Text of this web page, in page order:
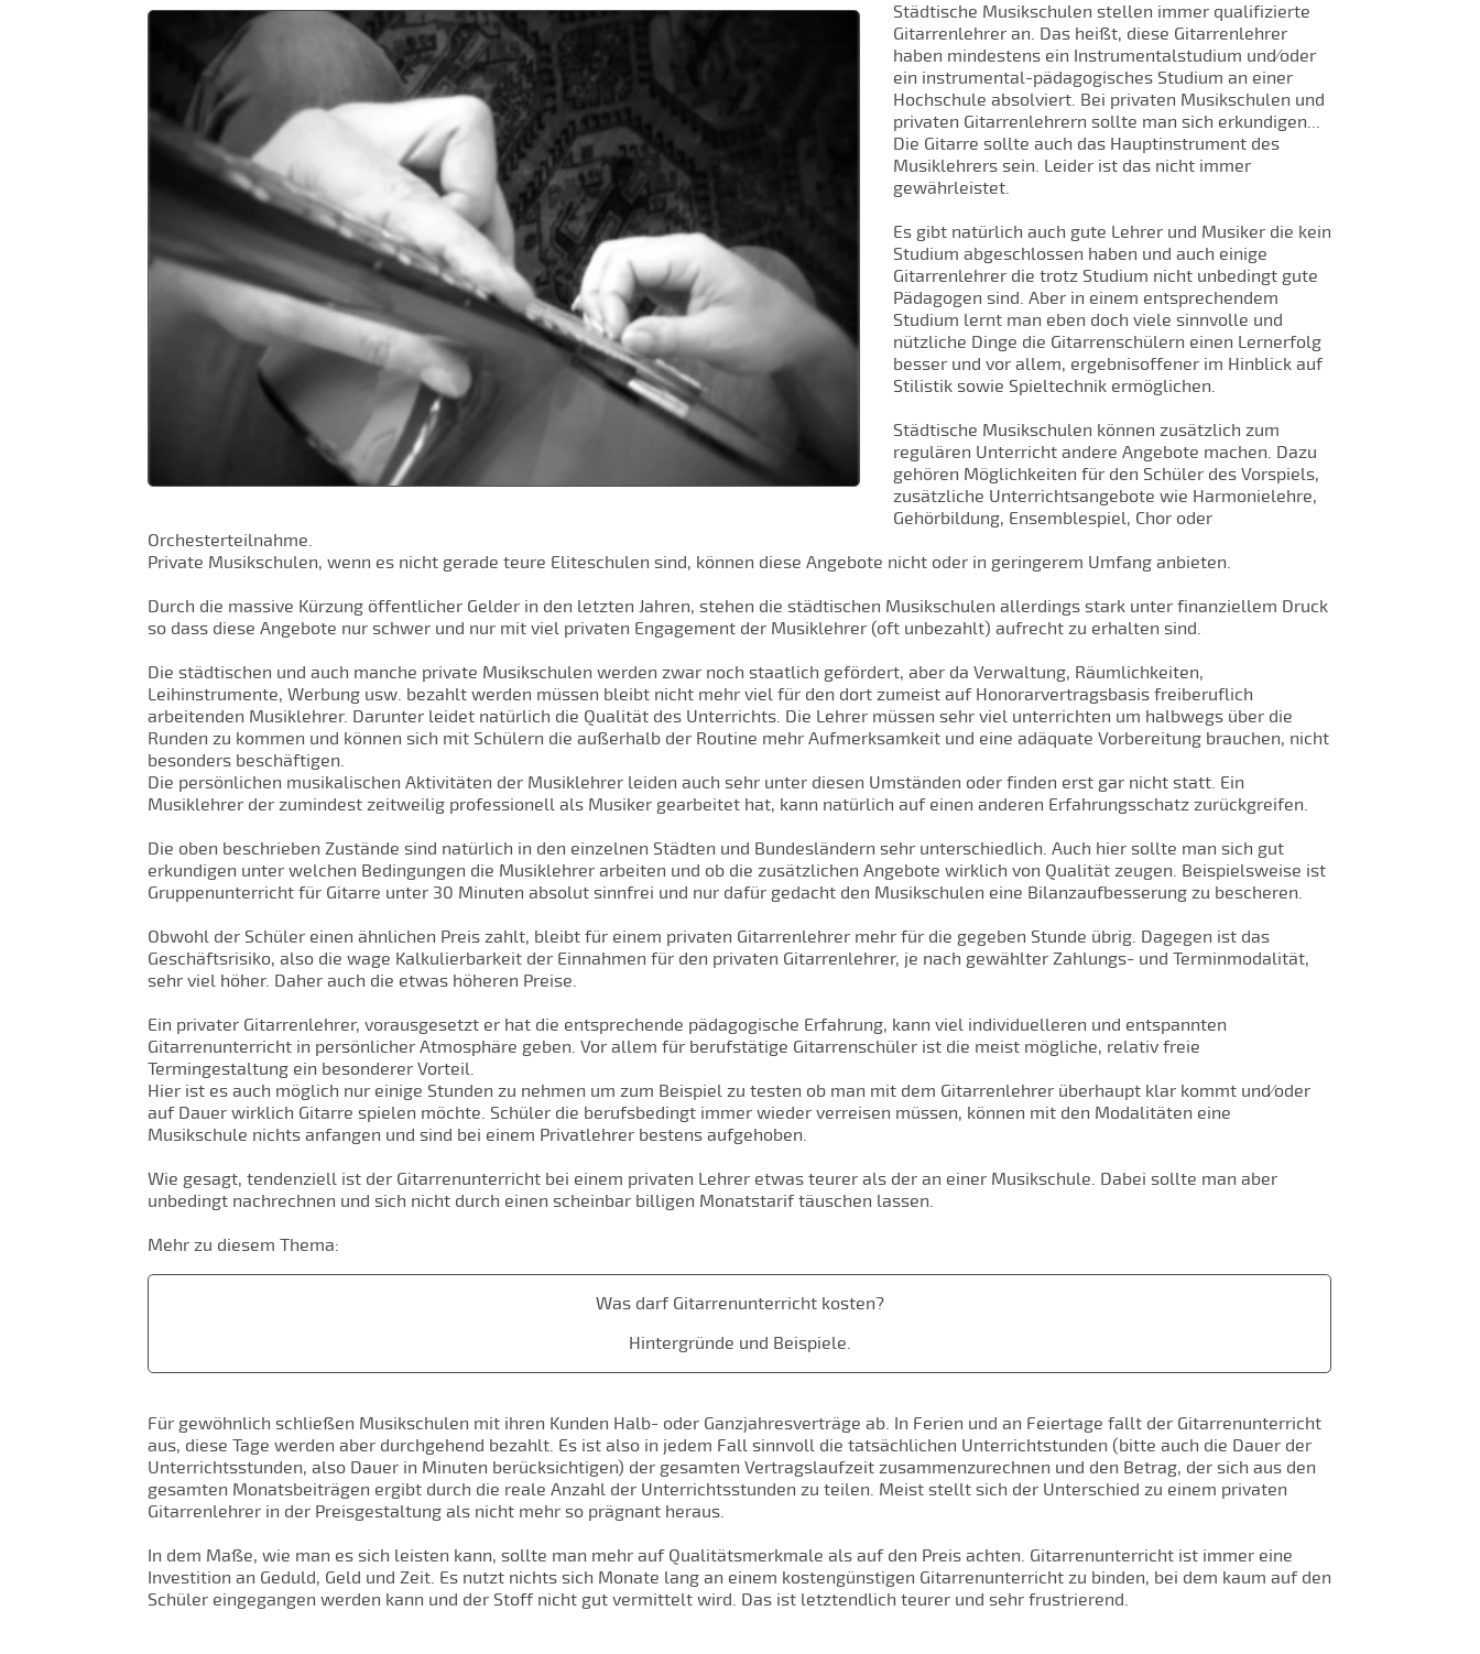
Städtische Musikschulen stellen immer qualifizierte
Gitarrenlehrer an. Das heißt, diese Gitarrenlehrer
haben mindestens ein Instrumentalstudium und⁄oder
ein instrumental-pädagogisches Studium an einer
Hochschule absolviert. Bei privaten Musikschulen und
privaten Gitarrenlehrern sollte man sich erkundigen...
Die Gitarre sollte auch das Hauptinstrument des
Musiklehrers sein. Leider ist das nicht immer
gewährleistet.
Es gibt natürlich auch gute Lehrer und Musiker die kein
Studium abgeschlossen haben und auch einige
Gitarrenlehrer die trotz Studium nicht unbedingt gute
Pädagogen sind. Aber in einem entsprechendem
Studium lernt man eben doch viele sinnvolle und
nützliche Dinge die Gitarrenschülern einen Lernerfolg
besser und vor allem, ergebnisoffener im Hinblick auf
Stilistik sowie Spieltechnik ermöglichen.
Städtische Musikschulen können zusätzlich zum
regulären Unterricht andere Angebote machen. Dazu
gehören Möglichkeiten für den Schüler des Vorspiels,
zusätzliche Unterrichtsangebote wie Harmonielehre,
Gehörbildung, Ensemblespiel, Chor oder
Orchesterteilnahme.
Private Musikschulen, wenn es nicht gerade teure Eliteschulen sind, können diese Angebote nicht oder in geringerem Umfang anbieten.
Durch die massive Kürzung öffentlicher Gelder in den letzten Jahren, stehen die städtischen Musikschulen allerdings stark unter finanziellem Druck
so dass diese Angebote nur schwer und nur mit viel privaten Engagement der Musiklehrer (oft unbezahlt) aufrecht zu erhalten sind.
Die städtischen und auch manche private Musikschulen werden zwar noch staatlich gefördert, aber da Verwaltung, Räumlichkeiten,
Leihinstrumente, Werbung usw. bezahlt werden müssen bleibt nicht mehr viel für den dort zumeist auf Honorarvertragsbasis freiberuflich
arbeitenden Musiklehrer. Darunter leidet natürlich die Qualität des Unterrichts. Die Lehrer müssen sehr viel unterrichten um halbwegs über die
Runden zu kommen und können sich mit Schülern die außerhalb der Routine mehr Aufmerksamkeit und eine adäquate Vorbereitung brauchen, nicht
besonders beschäftigen.
Die persönlichen musikalischen Aktivitäten der Musiklehrer leiden auch sehr unter diesen Umständen oder finden erst gar nicht statt. Ein
Musiklehrer der zumindest zeitweilig professionell als Musiker gearbeitet hat, kann natürlich auf einen anderen Erfahrungsschatz zurückgreifen.
Die oben beschrieben Zustände sind natürlich in den einzelnen Städten und Bundesländern sehr unterschiedlich. Auch hier sollte man sich gut
erkundigen unter welchen Bedingungen die Musiklehrer arbeiten und ob die zusätzlichen Angebote wirklich von Qualität zeugen. Beispielsweise ist
Gruppenunterricht für Gitarre unter 30 Minuten absolut sinnfrei und nur dafür gedacht den Musikschulen eine Bilanzaufbesserung zu bescheren.
Obwohl der Schüler einen ähnlichen Preis zahlt, bleibt für einem privaten Gitarrenlehrer mehr für die gegeben Stunde übrig. Dagegen ist das
Geschäftsrisiko, also die wage Kalkulierbarkeit der Einnahmen für den privaten Gitarrenlehrer, je nach gewählter Zahlungs- und Terminmodalität,
sehr viel höher. Daher auch die etwas höheren Preise.
Ein privater Gitarrenlehrer, vorausgesetzt er hat die entsprechende pädagogische Erfahrung, kann viel individuelleren und entspannten
Gitarrenunterricht in persönlicher Atmosphäre geben. Vor allem für berufstätige Gitarrenschüler ist die meist mögliche, relativ freie
Termingestaltung ein besonderer Vorteil.
Hier ist es auch möglich nur einige Stunden zu nehmen um zum Beispiel zu testen ob man mit dem Gitarrenlehrer überhaupt klar kommt und⁄oder
auf Dauer wirklich Gitarre spielen möchte. Schüler die berufsbedingt immer wieder verreisen müssen, können mit den Modalitäten eine
Musikschule nichts anfangen und sind bei einem Privatlehrer bestens aufgehoben.
Wie gesagt, tendenziell ist der Gitarrenunterricht bei einem privaten Lehrer etwas teurer als der an einer Musikschule. Dabei sollte man aber
unbedingt nachrechnen und sich nicht durch einen scheinbar billigen Monatstarif täuschen lassen.
Mehr zu diesem Thema:
Was darf Gitarrenunterricht kosten?
Hintergründe und Beispiele.
Für gewöhnlich schließen Musikschulen mit ihren Kunden Halb- oder Ganzjahresverträge ab. In Ferien und an Feiertage fallt der Gitarrenunterricht
aus, diese Tage werden aber durchgehend bezahlt. Es ist also in jedem Fall sinnvoll die tatsächlichen Unterrichtstunden (bitte auch die Dauer der
Unterrichtsstunden, also Dauer in Minuten berücksichtigen) der gesamten Vertragslaufzeit zusammenzurechnen und den Betrag, der sich aus den
gesamten Monatsbeiträgen ergibt durch die reale Anzahl der Unterrichtsstunden zu teilen. Meist stellt sich der Unterschied zu einem privaten
Gitarrenlehrer in der Preisgestaltung als nicht mehr so prägnant heraus.
In dem Maße, wie man es sich leisten kann, sollte man mehr auf Qualitätsmerkmale als auf den Preis achten. Gitarrenunterricht ist immer eine
Investition an Geduld, Geld und Zeit. Es nutzt nichts sich Monate lang an einem kostengünstigen Gitarrenunterricht zu binden, bei dem kaum auf den
Schüler eingegangen werden kann und der Stoff nicht gut vermittelt wird. Das ist letztendlich teurer und sehr frustrierend.